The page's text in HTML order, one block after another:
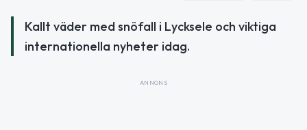
Kallt väder med snöfall i Lycksele och viktiga
internationella nyheter idag.
ANNONS